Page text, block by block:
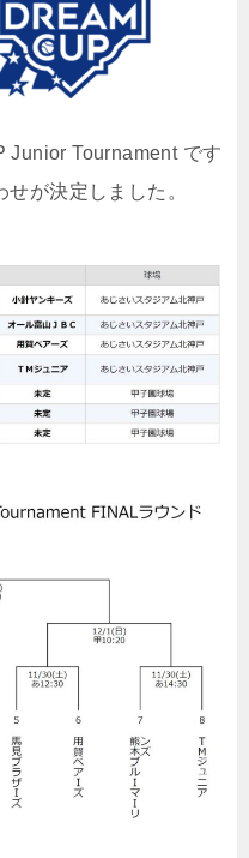
Junior Tournament です
が決定しました。